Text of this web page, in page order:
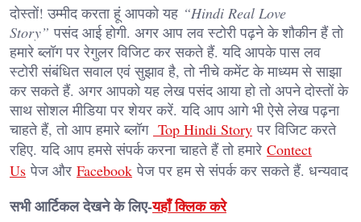
दोस्तों! उम्मीद करता हूं आपको यह “Hindi Real Love
Story” पसंद आई होगी. अगर आप लव स्टोरी पढ़ने के शौकीन हैं तो
हमारे ब्लॉग पर रेगुलर विजिट कर सकते हैं. यदि आपके पास लव
स्टोरी संबंधित सवाल एवं सुझाव है, तो नीचे कमेंट के माध्यम से साझा
कर सकते हैं. अगर आपको यह लेख पसंद आया हो तो अपने दोस्तों के
साथ सोशल मीडिया पर शेयर करें. यदि आप आगे भी ऐसे लेख पढ़ना
चाहते हैं, तो आप हमारे ब्लॉग Top Hindi Story पर विजिट करते
रहिए. यदि आप हमसे संपर्क करना चाहते हैं तो हमारे Contect
Us पेज और Facebook पेज पर हम से संपर्क कर सकते हैं. धन्यवाद
सभी आर्टिकल देखने के लिए-यहाँ क्लिक करे